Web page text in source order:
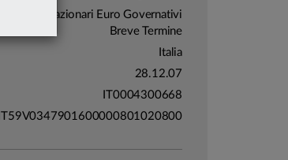
Obbligazionari Euro Governativi
Breve Termine
Italia
28.12.07
IT0004300668
IT59V0347901600000801020800